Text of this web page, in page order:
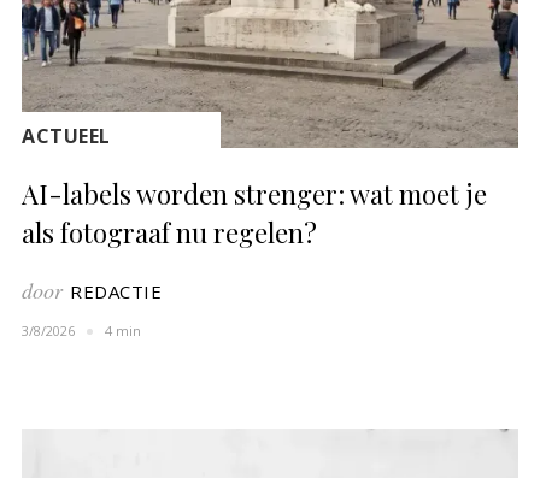
ACTUEEL
AI-labels worden strenger: wat moet je
als fotograaf nu regelen?
door REDACTIE
3/8/2026 4 min